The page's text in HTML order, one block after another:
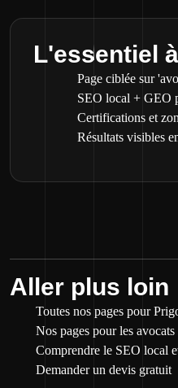
L'essentiel
Page ciblée sur
SEO local + GEO
Certifications et
Résultats visibles
Aller plus loin
Toutes nos pages pour
Nos pages pour les avocats
Comprendre le SEO local
Demander un devis gratuit